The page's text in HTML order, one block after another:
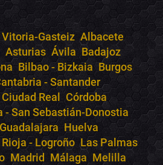
Gasteiz Albacete
Asturias Ávila Badajoz
Bilbao - Bizkaia Burgos
- Santander
Ciudad Real Córdoba
- San Sebastián-Donostia
Guadalajara Huelva
Rioja - Logroño Las Palmas
Madrid Málaga Melilla
conciertos.club
ayudo a encontrar conciertos